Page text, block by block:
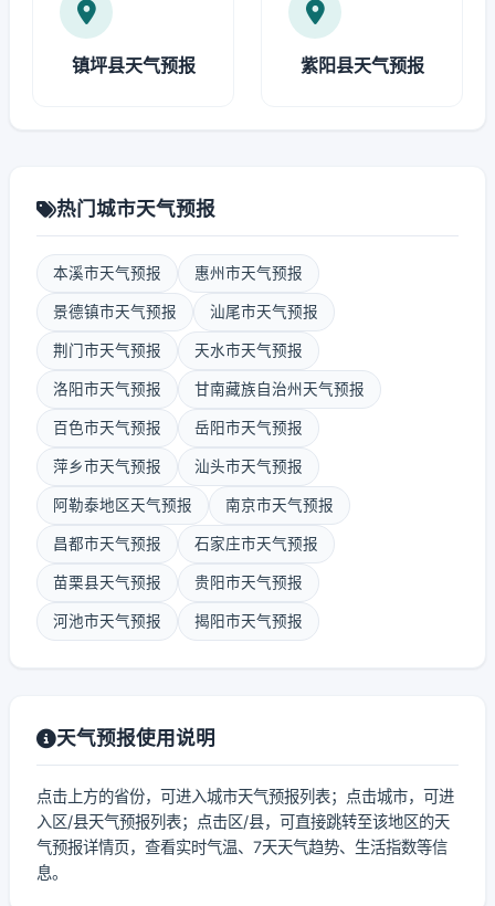
镇坪县天气预报 紫阳县天气预报
热门城市天气预报
本溪市天气预报 惠州市天气预报
景德镇市天气预报 汕尾市天气预报
荆门市天气预报 天水市天气预报
洛阳市天气预报 甘南藏族自治州天气预报
百色市天气预报 岳阳市天气预报
萍乡市天气预报 汕头市天气预报
阿勒泰地区天气预报 南京市天气预报
昌都市天气预报 石家庄市天气预报
苗栗县天气预报 贵阳市天气预报
河池市天气预报 揭阳市天气预报
天气预报使用说明
点击上方的省份，可进入城市天气预报列表；点击城市，可进
入区/县天气预报列表；点击区/县，可直接跳转至该地区的天
气预报详情页，查看实时气温、7天天气趋势、生活指数等信
息。